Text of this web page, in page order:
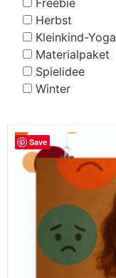
Herbst
Kleinkind-Yoga
Materialpaket
Spielidee
Winter
Save